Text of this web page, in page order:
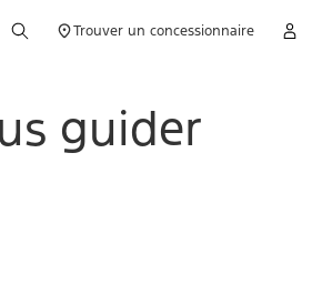
Trouver un concessionnaire
guider